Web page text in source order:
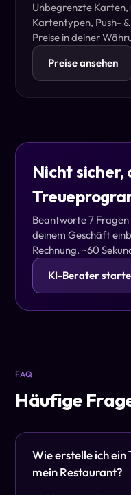
Unbegrenzte
Kartentypen, Push-
Preise in deiner
Preise ansehen
Nicht sicher,
Beantworte 7
deinem Geschäft
Rechnung. ~60
KI-Berater
FAQ
Häufige
Wie erstelle ich
mein Restaurant?